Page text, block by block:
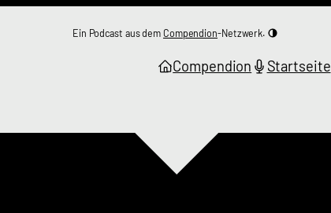
Ein Podcast aus dem Compendion-Netzwerk.
Compendion Startseite